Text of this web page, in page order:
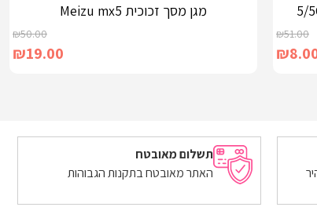
₪51.00
₪
מגן מסך זכוכית Meizu mx5
₪50.00
₪19.00
הוספה לסל
תשלום מאובטח
האתר מאובטח בתקנות הגבוהות